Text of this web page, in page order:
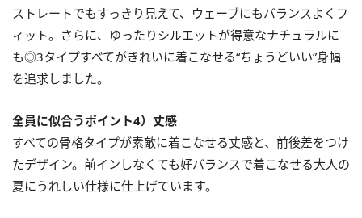
ストレートでもすっきり見えて、ウェーブにもバランスよくフ
ィット。さらに、ゆったりシルエットが得意なナチュラルに
も◎3タイプすべてがきれいに着こなせる“ちょうどいい”身幅
を追求しました。
全員に似合うポイント4）丈感
すべての骨格タイプが素敵に着こなせる丈感と、前後差をつけ
たデザイン。前インしなくても好バランスで着こなせる大人の
夏にうれしい仕様に仕上げています。